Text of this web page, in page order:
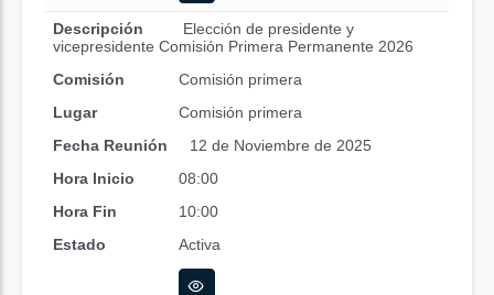
Descripción
Elección de presidente y
vicepresidente Comisión Primera Permanente 2026
Comisión
Comisión primera
Lugar
Comisión primera
Fecha Reunión
12 de Noviembre de 2025
Hora Inicio
08:00
Hora Fin
10:00
Estado
Activa